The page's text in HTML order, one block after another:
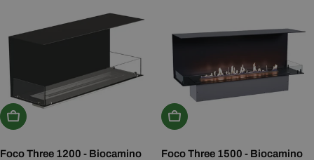
Scegli Le Opzioni
Foco Three 1200 - Biocamino
Scegli Le Opzioni
Foco Three 1500 - Biocamino